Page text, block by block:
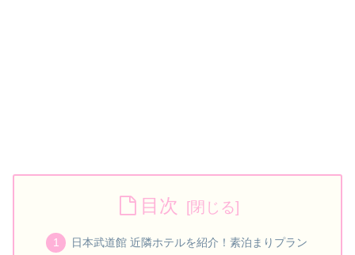
目次
日本武道館 近隣ホテルを紹介！素泊まりプラン